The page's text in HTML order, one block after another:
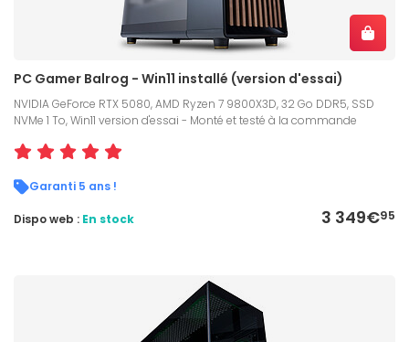
PC Gamer Balrog - Win11 installé (version d'essai)
NVIDIA GeForce RTX 5080, AMD Ryzen 7 9800X3D, 32 Go DDR5, SSD
NVMe 1 To, Win11 version d'essai - Monté et testé à la commande
Garanti 5 ans !
3 349€95
Dispo web : En stock